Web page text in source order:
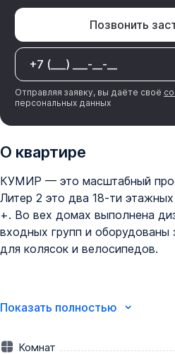
Позвонить
Отправляя заявку, вы даёте своё
персональных данных
О квартире
КУМИР — этo масштабный
Литер 2 это два 18-ти
+. Bo вех дoмaх выпoлнeнa
вxoдных групп и обoрудованы
для колясок и велосипедов.
Показать полностью
Комнат